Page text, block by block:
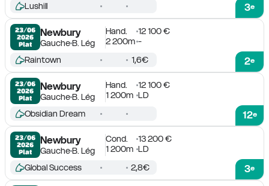
3e
Lushill
23/06
2026
Plat
Newbury
GaucheB. Lég
Hand.
12 100 €
2 200m -
2e
Raintown 1,6€
23/06
2026
Plat
Newbury
GaucheB. Lég
Hand.
12 100 €
1 200m LD
12e
Obsidian Dream
23/06
2026
Plat
Newbury
GaucheB. Lég
Cond.
13 200 €
1 200m LD
3e
Global Success 2,8€